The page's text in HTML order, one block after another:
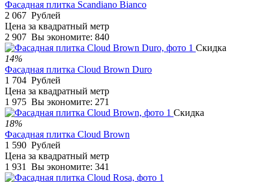
Фасадная плитка Scandiano Bianco
2 067 Рублей
Цена за квадратный метр
2 907 Вы экономите: 840
Скидка
14%
Фасадная плитка Cloud Brown Duro
1 704 Рублей
Цена за квадратный метр
1 975 Вы экономите: 271
Скидка
18%
Фасадная плитка Cloud Brown
1 590 Рублей
Цена за квадратный метр
1 931
Вы экономите: 341